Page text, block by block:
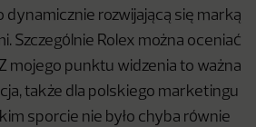
dynamicznie rozwijającą się marką
Szczególnie Rolex można oceniać
mojego punktu widzenia to ważna
także dla polskiego marketingu
sporcie nie było chyba równie